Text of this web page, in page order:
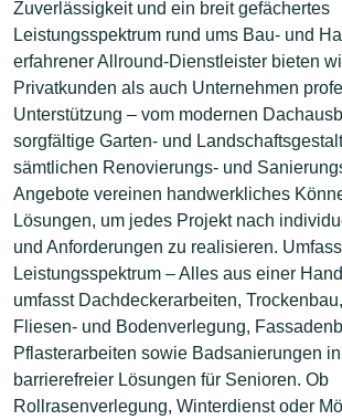
Zuverlässigkeit und ein breit gefächertes
Leistungsspektrum rund ums Bau- und
erfahrener Allround-Dienstleister bieten
Privatkunden als auch Unternehmen
Unterstützung – vom modernen
sorgfältige Garten- und
sämtlichen Renovierungs- und
Angebote vereinen handwerkliches
Lösungen, um jedes Projekt nach
und Anforderungen zu realisieren.
Leistungsspektrum – Alles aus einer
umfasst Dachdeckerarbeiten,
Fliesen- und Bodenverlegung,
Pflasterarbeiten sowie Badsanierungen
barrierefreier Lösungen für Senioren. Ob
Rollrasenverlegung, Winterdienst oder